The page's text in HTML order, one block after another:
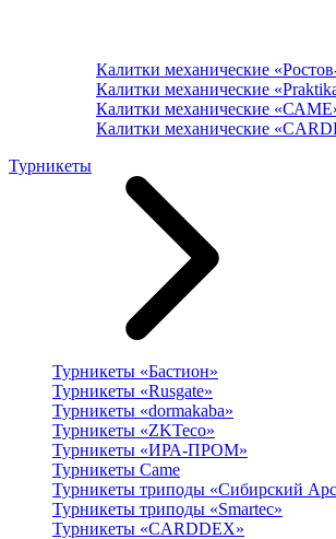
Калитки механические
Калитки механические
Калитки механические
Калитки механические
Турникеты
Турникеты «Бастион»
Турникеты «Rusgate»
Турникеты «dormakaba»
Турникеты «ZKTeco»
Турникеты «ИРА-ПРОМ»
Турникеты Came
Турникеты триподы «Сибирский
Турникеты триподы «Smartec»
Турникеты «CARDDEX»